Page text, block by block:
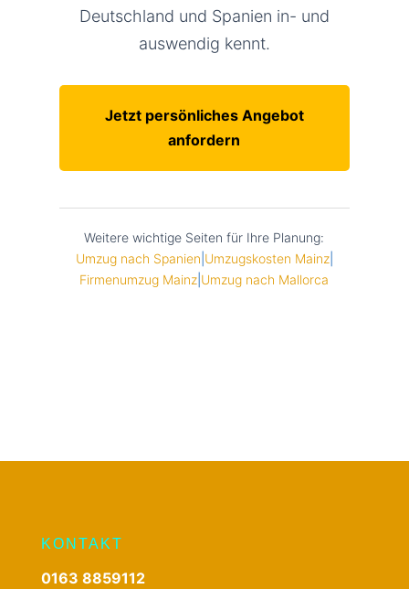
Deutschland und Spanien in- und
auswendig kennt.
Jetzt persönliches Angebot
anfordern
Weitere wichtige Seiten für Ihre Planung:
Umzug nach Spanien Umzugskosten Mainz|
Firmenumzug Mainz Umzug nach Mallorca
KONTAKT
0163 8859112